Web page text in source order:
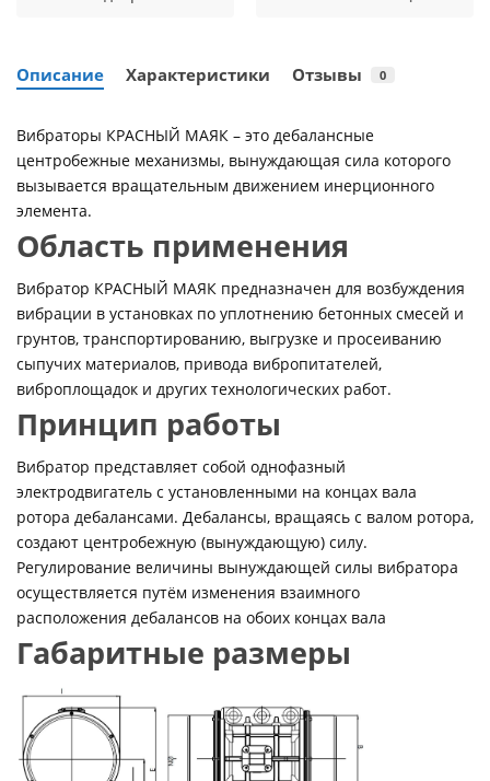
Описание Характеристики Отзывы 0
Вибраторы КРАСНЫЙ МАЯК – это дебалансные
центробежные механизмы, вынуждающая сила которого
вызывается вращательным движением инерционного
элемента.
Область применения
Вибратор КРАСНЫЙ МАЯК предназначен для возбуждения
вибрации в установках по уплотнению бетонных смесей и
грунтов, транспортированию, выгрузке и просеиванию
сыпучих материалов, привода вибропитателей,
виброплощадок и других технологических работ.
Принцип работы
Вибратор представляет собой однофазный
электродвигатель с установленными на концах вала
ротора дебалансами. Дебалансы, вращаясь с валом ротора,
создают центробежную (вынуждающую) силу.
Регулирование величины вынуждающей силы вибратора
осуществляется путём изменения взаимного
расположения дебалансов на обоих концах вала
Габаритные размеры